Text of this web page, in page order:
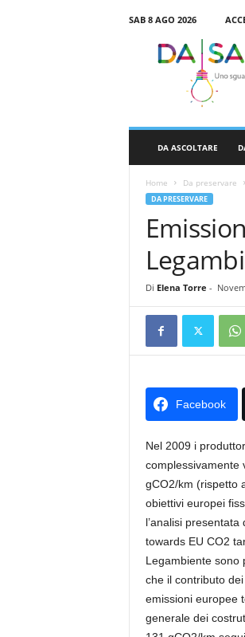
SAB 8 AGO 2026
DA ASCOLTARE
Home Da preservare
DA PRESERVARE
Di Elena Torre -
Facebook
Nel 2009 i
complessivamente
gCO2/km (rispetto
obiettivi europei
l’analisi
towards EU CO2
Legambiente sono
che il contributo
emissioni europee
generale dei